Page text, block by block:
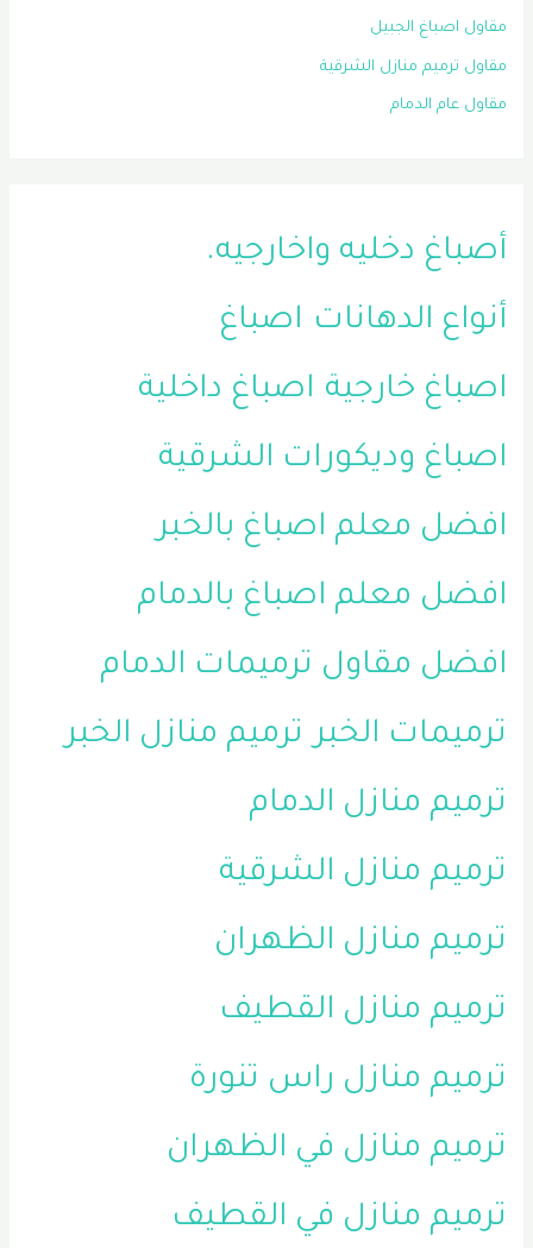
مقاول اصباغ الجبيل
مقاول ترميم منازل الشرقية
مقاول عام الدمام
أصباغ دخليه واخارجيه.
أنواع الدهانات اصباغ
اصباغ خارجية اصباغ داخلية
اصباغ وديكورات الشرقية
افضل معلم اصباغ بالخبر
افضل معلم اصباغ بالدمام
افضل مقاول ترميمات الدمام
ترميمات الخبر ترميم منازل الخبر
ترميم منازل الدمام
ترميم منازل الشرقية
ترميم منازل الظهران
ترميم منازل القطيف
ترميم منازل راس تنورة
ترميم منازل في الظهران
ترميم منازل في القطيف